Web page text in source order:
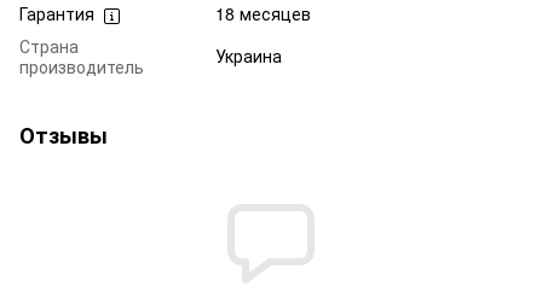
Гарантия
18 месяцев
Страна
производитель
Украина
Отзывы